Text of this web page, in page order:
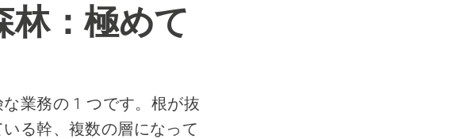
林：極めて
業務の 1 つです。根が抜
る幹、複数の層になって